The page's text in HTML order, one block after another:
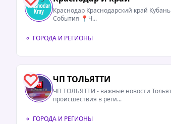
Краснодар Краснодарский край Кубань 📍Новости 📍
События 📍Ч...
ГОРОДА И РЕГИОНЫ
4 ЧП ТОЛЬЯТТИ
ЧП ТОЛЬЯТТИ - важные новости Тольятти и
происшествия в реги...
ГОРОДА И РЕГИОНЫ